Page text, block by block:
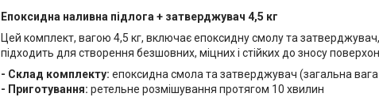
Епоксидна наливна підлога + затверджувач 4,5 кг
Цей комплект, вагою 4,5 кг, включає епоксидну смолу та
підходить для створення безшовних, міцних і стійких до зносу
- Склад комплекту: епоксидна смола та затверджувач (загальна вага
- Приготування: ретельне розмішування протягом 10 хвилин